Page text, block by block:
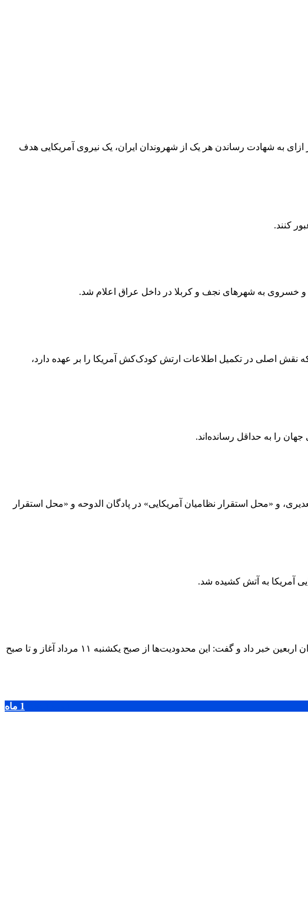
ازای به شهادت رساندن هر یک از شهروندان ایران، یک نیروی آمریکایی هدف
کنند.
و خسروی به شهرهای نجف و کربلا در داخل عراق اعلام شد.
آمازون که نقش اصلی در تکمیل اطلاعات ارتش کودک‌کش آمریکا را بر عهده دارد،
را به حداقل رسانده‌اند.
و «محل استقرار نظامیان آمریکایی» در پادگان الدوحه و «محل استقرار
آمریکا به آتش کشیده شد.
رئیس پلیس راه ایلام از اعمال محدودیت تردد خودروهای سنگین در محورهای منتهی به مرز مهران همزمان با افزایش ورود زائران اربعین خبر داد و گفت: این محدودیت‌ها از صبح یکشنبه ۱۱ مرداد آغاز و تا صبح
1 ماه